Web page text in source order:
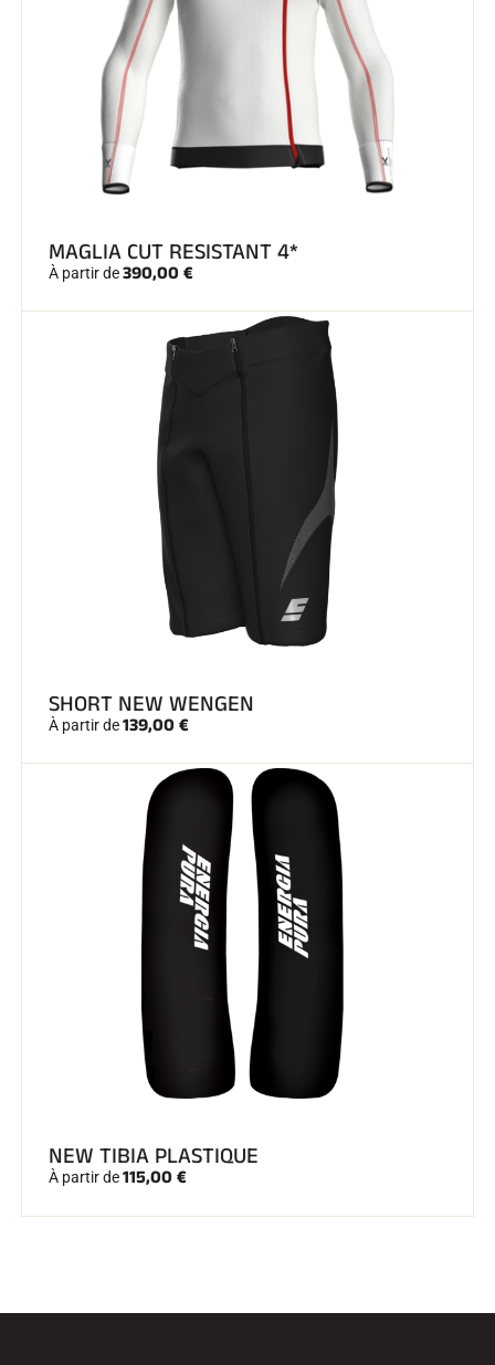
SKI TOUT TERRAIN
MAGLIA CUT RESISTANT 4*
À partir de390,00 €
SHORT NEW WENGEN
À partir de139,00 €
NEW TIBIA PLASTIQUE
À partir de115,00 €